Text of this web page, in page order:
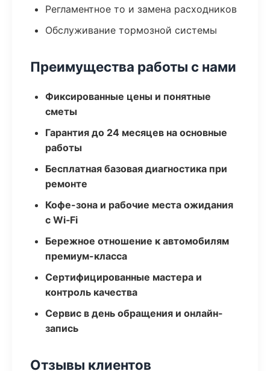
Регламентное то и замена расходников
Обслуживание тормозной системы
Преимущества работы с нами
Фиксированные цены и понятные
сметы
Гарантия до 24 месяцев на основные
работы
Бесплатная базовая диагностика при
ремонте
Кофе-зона и рабочие места ожидания
с Wi‑Fi
Бережное отношение к автомобилям
премиум-класса
Сертифицированные мастера и
контроль качества
Сервис в день обращения и онлайн-
запись
Отзывы клиентов